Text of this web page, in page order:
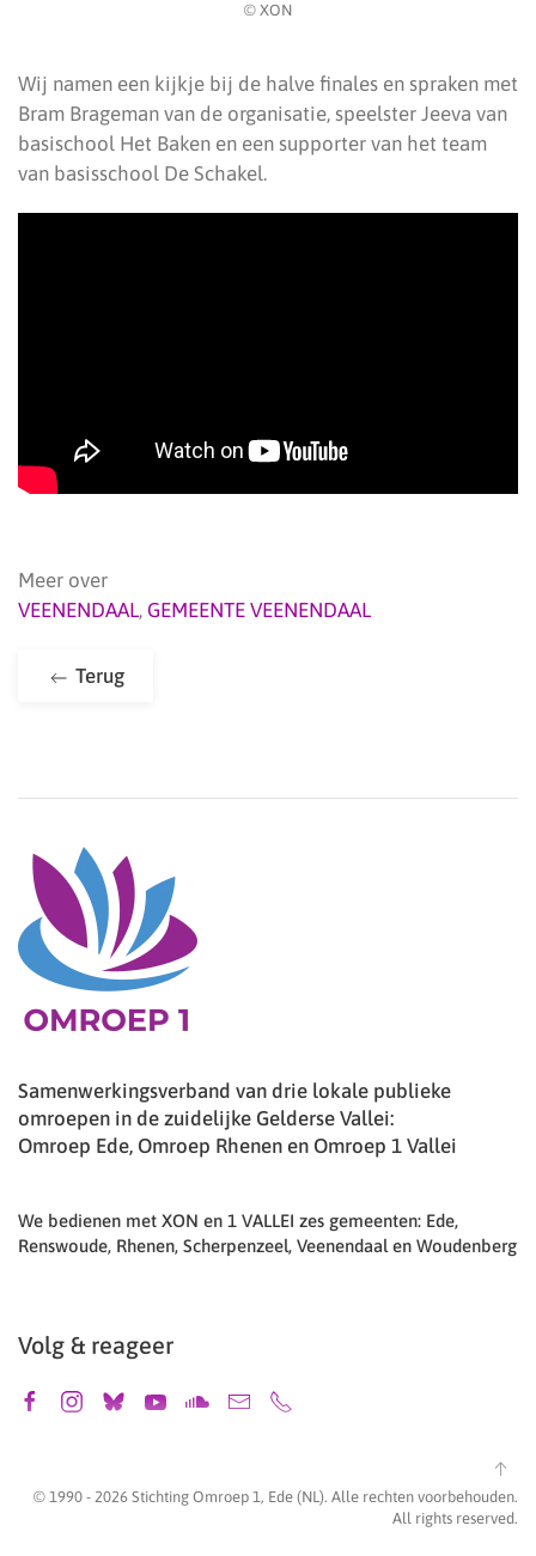
© XON
Wij namen een kijkje bij de halve finales en spraken met
Bram Brageman van de organisatie, speelster Jeeva van
basischool Het Baken en een supporter van het team
van basisschool De Schakel.
Meer over
VEENENDAAL, GEMEENTE VEENENDAAL
Terug
Samenwerkingsverband van drie lokale publieke
omroepen in de zuidelijke Gelderse Vallei:
Omroep Ede, Omroep Rhenen en Omroep 1 Vallei
We bedienen met XON en 1 VALLEI zes gemeenten: Ede,
Renswoude, Rhenen, Scherpenzeel, Veenendaal en Woudenberg
Volg & reageer
© 1990 - 2026 Stichting Omroep 1, Ede (NL). Alle rechten voorbehouden.
All rights reserved.